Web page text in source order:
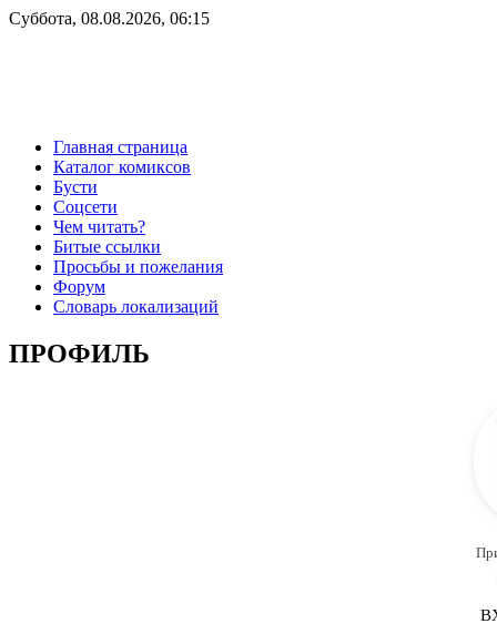
Суббота, 08.08.2026, 06:15
Главная страница
Каталог комиксов
Бусти
Соцсети
Чем читать?
Битые ссылки
Просьбы и пожелания
Форум
Словарь локализаций
ПРОФИЛЬ